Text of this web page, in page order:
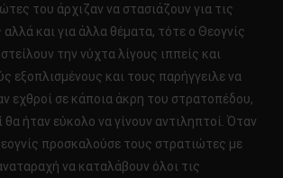
του άρχιζαν να στασιάζουν για τις
αλλά και για άλλα θέματα, τότε ο Θεογνίς
την νύχτα λίγους ιππείς και
εξοπλισμένους και τους παρήγγειλε να
εχθροί σε κάποια άκρη του στρατοπέδου,
ήταν εύκολο να γίνουν αντιληπτοί. Όταν
προσκαλούσε τους στρατιώτες με
να καταλάβουν όλοι τις